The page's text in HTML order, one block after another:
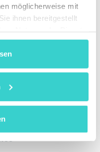
möglicherweise mit
ihnen bereitgestellt